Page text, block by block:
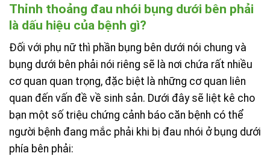
Thỉnh thoảng đau nhói bụng dưới bên phải
là dấu hiệu của bệnh gì?
Đối với phụ nữ thì phần bụng bên dưới nói chung và
bụng dưới bên phải nói riêng sẽ là nơi chứa rất nhiều
cơ quan quan trọng, đặc biệt là những cơ quan liên
quan đến vấn đề về sinh sản. Dưới đây sẽ liệt kê cho
bạn một số triệu chứng cảnh báo căn bệnh có thể
người bệnh đang mắc phải khi bị đau nhói ở bụng dưới
phía bên phải: